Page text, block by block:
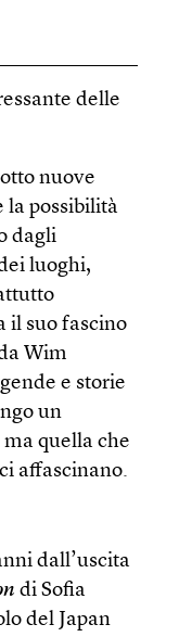
delle
nuove
la possibilità
dagli
luoghi,
il suo fascino
Wim
e storie
un
quella che
affascinano.
dall’uscita
di Sofia
del Japan